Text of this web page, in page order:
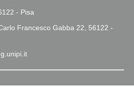
- Pisa
Francesco Gabba 22, 56122 -